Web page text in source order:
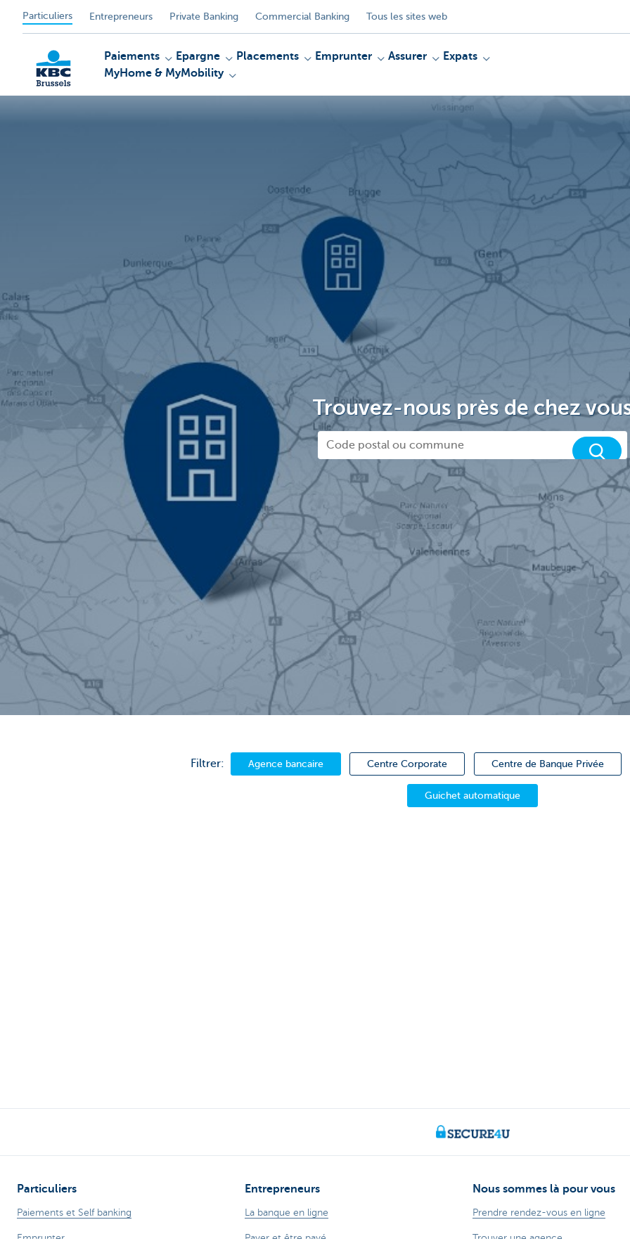
Particuliers Entrepreneurs Private Banking Commercial Banking Tous les sites web
Brussels
Paiements Epargne Placements Emprunter Assurer
Expats
MyHome & MyMobility
Trouvez-nous près de chez
Filtrer: Agence bancaire Centre Corporate Centre de Banque Privée
Guichet automatique
Particuliers
Paiements et Self banking
Emprunter
Entrepreneurs
La banque en ligne
Payer et être payé
Nous sommes là pour vous
Prendre rendez-vous en ligne
Trouver une agence